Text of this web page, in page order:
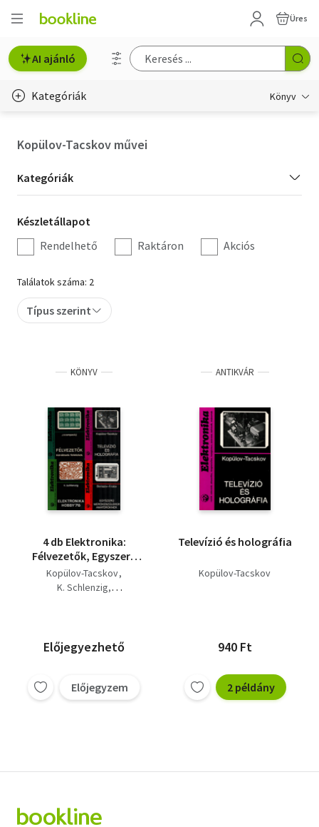
Üres
AI ajánló
Kategóriák Könyv
Hobbi, szabadidő
Irodalom
Művészet
Szakkönyv
Tankönyv, segédkönyv
Társadalomtudomány
Természettudomány
Történelem
Kopülov-Tacskov művei
Kategória
szűrés
Kategóriák
Készletállapot
szűrés
Készletállapot
Rendelhető
Raktáron Akciós
Találatok száma: 2
Típus szerint
KÖNYV
4 db Elektronika:
Félvezetők, Egyszerű
mérőkészülékek
amatőröknek,
Kopülov-Tacskov
K. Schlenzig
Előjegyezhető
Előjegyzem
ANTIKVÁR
Televízió és holográfia
Kopülov-Tacskov
940 Ft
2 példány